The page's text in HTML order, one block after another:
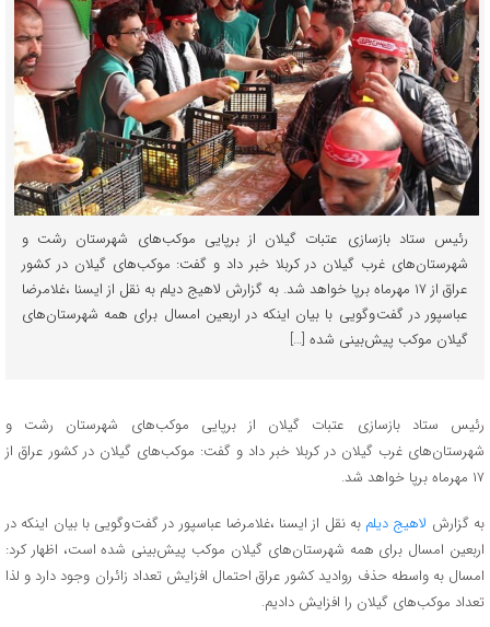
رئیس ستاد بازسازی عتبات گیلان از برپایی موکب‌های شهرستان رشت و
شهرستان‌های غرب گیلان در کربلا خبر داد و گفت: موکب‌های گیلان در کشور
عراق از ۱۷ مهرماه برپا خواهد شد. به گزارش لاهیج دیلم به نقل از ایسنا ،غلامرضا
عباسپور در گفت وگویی با بیان اینکه در اربعین امسال برای همه شهرستان‌های
گیلان موکب پیش‌بینی شده […]
رئیس ستاد بازسازی عتبات گیلان از برپایی موکب‌های شهرستان رشت و
شهرستان‌های غرب گیلان در کربلا خبر داد و گفت: موکب‌های گیلان در کشور عراق از
۱۷ مهرماه برپا خواهد شد.
به گزارش لاهیج دیلم به نقل از ایسنا ،غلامرضا عباسپور در گفت وگویی با بیان اینکه در
اربعین امسال برای همه شهرستان‌های گیلان موکب پیش‌بینی شده است، اظهار کرد:
امسال به واسطه حذف روادید کشور عراق احتمال افزایش تعداد زائران وجود دارد و لذا
تعداد موکب‌های گیلان را افزایش دادیم.